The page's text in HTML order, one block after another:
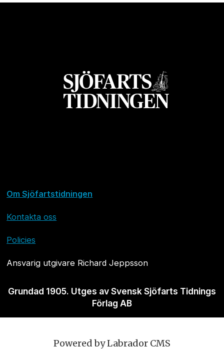
Om Sjöfartstidningen
Kontakta oss
Policies
Ansvarig utgivare Richard Jeppsson
Grundad 1905. Utges av Svensk Sjöfarts Tidnings
Förlag AB
Powered by Labrador CMS